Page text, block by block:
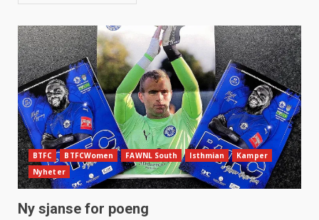
BTFC BTFCWomen FAWNL South Isthmian
Kamper
Nyheter
Ny sjanse for poeng